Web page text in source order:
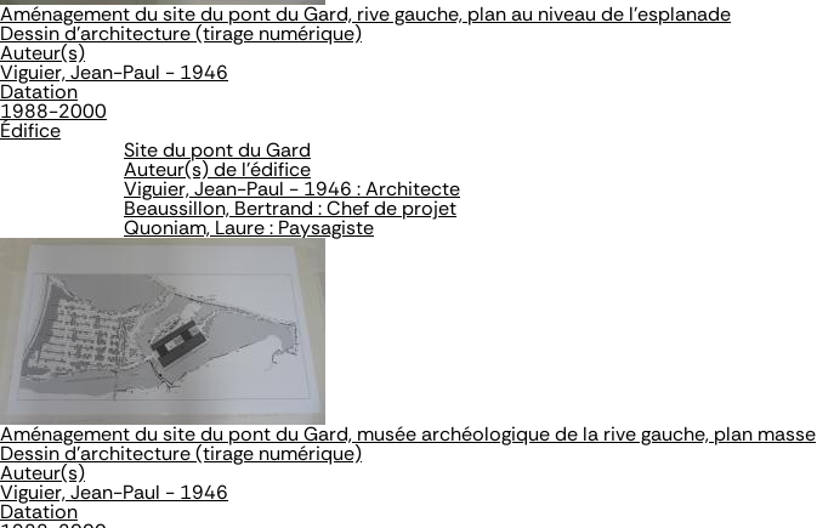
Aménagement du site du pont du Gard, rive gauche, plan au niveau de l'esplanade
Dessin d'architecture (tirage numérique)
Auteur(s)
Viguier, Jean-Paul - 1946
Datation
1988-2000
Édifice
Site du pont du Gard
Auteur(s) de l'édifice
Viguier, Jean-Paul - 1946 : Architecte
Beaussillon, Bertrand : Chef de projet
Quoniam, Laure : Paysagiste
Aménagement du site du pont du Gard, musée archéologique de la rive gauche, plan masse
Dessin d'architecture (tirage numérique)
Auteur(s)
Viguier, Jean-Paul - 1946
Datation